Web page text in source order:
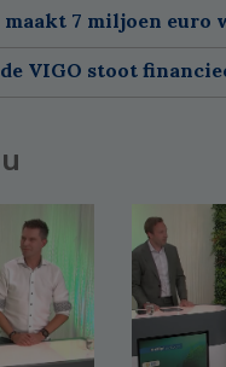
7 miljoen euro
VIGO stoot